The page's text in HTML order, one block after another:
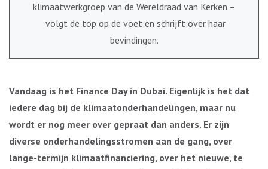
klimaatwerkgroep van de Wereldraad van Kerken –
volgt de top op de voet en schrijft over haar
bevindingen.
Vandaag is het Finance Day in Dubai. Eigenlijk is het dat
iedere dag bij de klimaatonderhandelingen, maar nu
wordt er nog meer over gepraat dan anders. Er zijn
diverse onderhandelingsstromen aan de gang, over
lange-termijn klimaatfinanciering, over het nieuwe, te